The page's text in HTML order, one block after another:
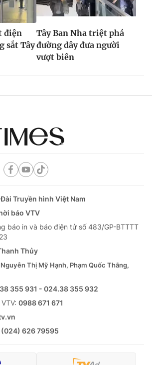
điện
sắt Tây
Tây Ban Nha triệt phá
đường dây đưa người
vượt biên
Đài Truyền hình Việt Nam
báo VTV
báo in và báo điện tử số 483/GP-BTTTT
Thủy
Nguyễn Thị Mỹ Hạnh, Phạm Quốc Thắng,
355 931 - 024.38 355 932
0988 671 671
(024) 626 79595